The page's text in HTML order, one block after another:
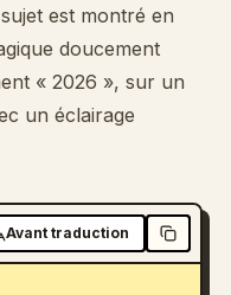
est montré en
doucement
« 2026 », sur un
un éclairage
Avant traduction